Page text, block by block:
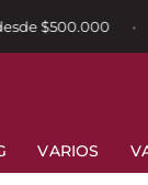
$500.000
VARIOS